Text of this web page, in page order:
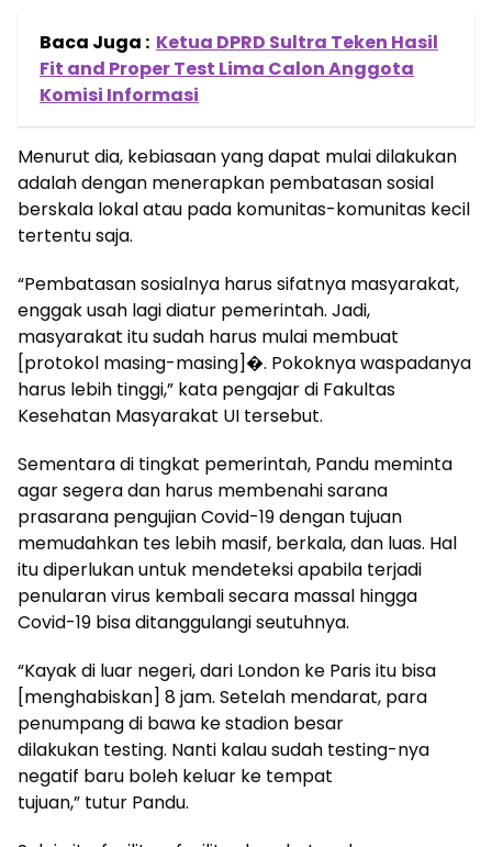
Baca Juga : Ketua DPRD Sultra Teken Hasil
Fit and Proper Test Lima Calon Anggota
Komisi Informasi
Menurut dia, kebiasaan yang dapat mulai dilakukan
adalah dengan menerapkan pembatasan sosial
berskala lokal atau pada komunitas-komunitas kecil
tertentu saja.
“Pembatasan sosialnya harus sifatnya masyarakat,
enggak usah lagi diatur pemerintah. Jadi,
masyarakat itu sudah harus mulai membuat
[protokol masing-masing]�. Pokoknya waspadanya
harus lebih tinggi,” kata pengajar di Fakultas
Kesehatan Masyarakat UI tersebut.
Sementara di tingkat pemerintah, Pandu meminta
agar segera dan harus membenahi sarana
prasarana pengujian Covid-19 dengan tujuan
memudahkan tes lebih masif, berkala, dan luas. Hal
itu diperlukan untuk mendeteksi apabila terjadi
penularan virus kembali secara massal hingga
Covid-19 bisa ditanggulangi seutuhnya.
“Kayak di luar negeri, dari London ke Paris itu bisa
[menghabiskan] 8 jam. Setelah mendarat, para
penumpang di bawa ke stadion besar
dilakukan testing. Nanti kalau sudah testing-nya
negatif baru boleh keluar ke tempat
tujuan,” tutur Pandu.